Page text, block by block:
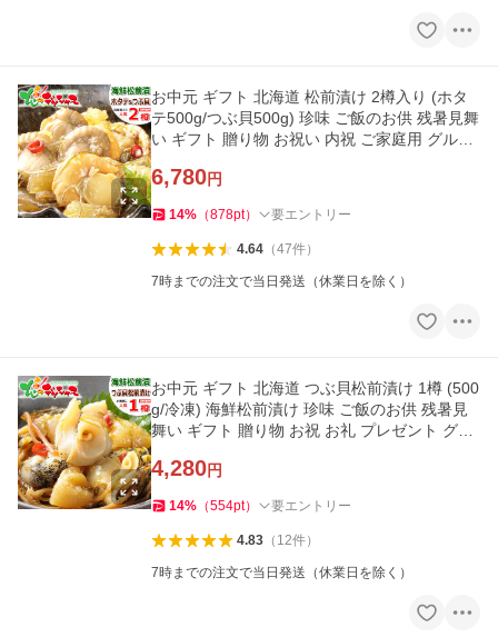
お中元 ギフト 北海道 松前漬け 2樽入り (ホタ
テ500g/つぶ貝500g) 珍味 ご飯のお供 残暑見舞
い ギフト 贈り物 お祝い 内祝 ご家庭用 グルメ
6,780円
14% （878pt） 要エントリー
4.64（47件）
7時までの注文で当日発送（休業日を除く）
お中元 ギフト 北海道 つぶ貝松前漬け 1樽 (500
g/冷凍) 海鮮松前漬け 珍味 ご飯のお供 残暑見
舞い ギフト 贈り物 お祝 お礼 プレゼント グル
4,280円
14% （554pt） 要エントリー
4.83（ 12件）
7時までの注文で当日発送（休業日を除く）